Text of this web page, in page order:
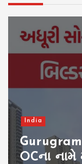
India
OCના નામે